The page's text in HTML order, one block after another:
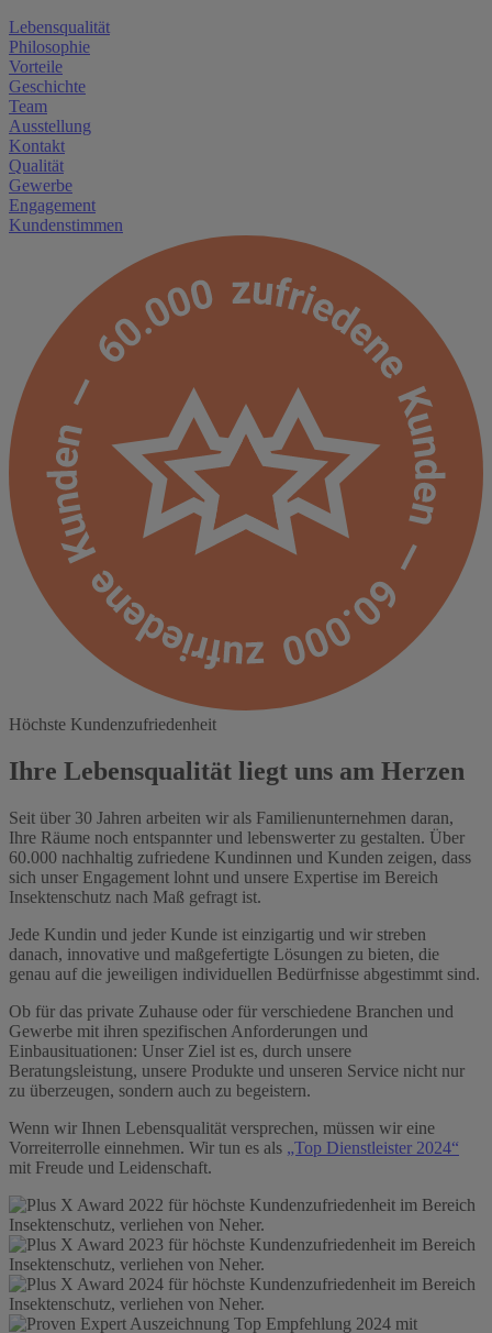
Lebensqualität
Philosophie
Vorteile
Geschichte
Team
Ausstellung
Kontakt
Qualität
Gewerbe
Engagement
Kundenstimmen
Höchste Kundenzufriedenheit
Ihre Lebensqualität liegt uns am Herzen
Seit über 30 Jahren arbeiten wir als Familienunternehmen daran,
Ihre Räume noch entspannter und lebenswerter zu gestalten. Über
60.000 nachhaltig zufriedene Kundinnen und Kunden zeigen, dass
sich unser Engagement lohnt und unsere Expertise im Bereich
Insektenschutz nach Maß gefragt ist.
Jede Kundin und jeder Kunde ist einzigartig und wir streben
danach, innovative und maßgefertigte Lösungen zu bieten, die
genau auf die jeweiligen individuellen Bedürfnisse abgestimmt sind.
Ob für das private Zuhause oder für verschiedene Branchen und
Gewerbe mit ihren spezifischen Anforderungen und
Einbausituationen: Unser Ziel ist es, durch unsere
Beratungsleistung, unsere Produkte und unseren Service nicht nur
zu überzeugen, sondern auch zu begeistern.
Wenn wir Ihnen Lebensqualität versprechen, müssen wir eine
Vorreiterrolle einnehmen. Wir tun es als „Top Dienstleister 2024“
mit Freude und Leidenschaft.